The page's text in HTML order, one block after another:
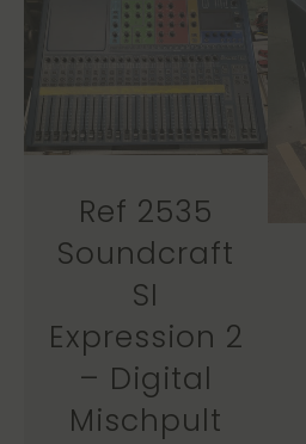
Ref 2535
Soundcraft
SI
Expression 2
– Digital
Mischpult